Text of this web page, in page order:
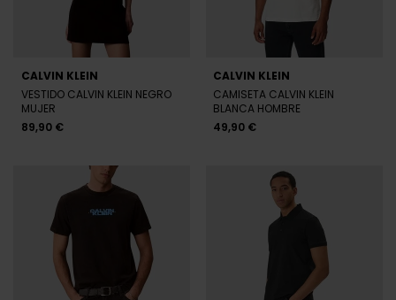
CALVIN KLEIN
VESTIDO CALVIN KLEIN NEGRO
MUJER
89,90 €
CALVIN KLEIN
CAMISETA CALVIN KLEIN
BLANCA HOMBRE
49,90 €